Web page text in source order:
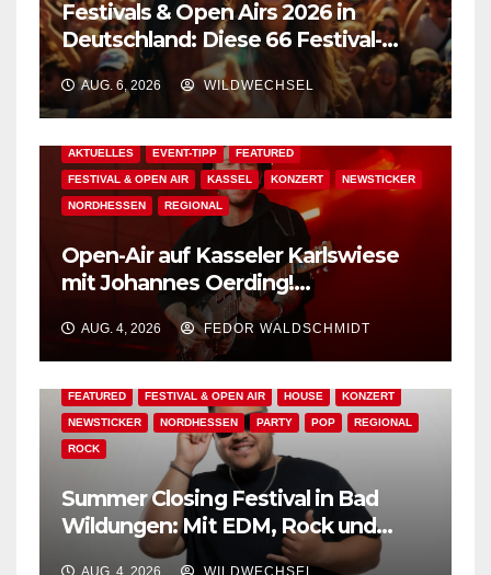
Festivals & Open Airs 2026 in
Deutschland: Diese 66 Festival-
Events warten auf Dich!
AUG. 6, 2026 WILDWECHSEL
AKTUELLES EVENT-TIPP FEATURED
FESTIVAL & OPEN AIR KASSEL KONZERT NEWSTICKER
NORDHESSEN REGIONAL
Open-Air auf Kasseler Karlswiese
mit Johannes Oerding!
Zusatzkontingent an Tickets
erhältlich!
AUG. 4, 2026 FEDOR WALDSCHMIDT
FEATURED FESTIVAL & OPEN AIR HOUSE KONZERT
NEWSTICKER NORDHESSEN PARTY POP REGIONAL
ROCK
Summer Closing Festival in Bad
Wildungen: Mit EDM, Rock und
Festivalflair klingt der Sommer aus!
AUG. 4, 2026 WILDWECHSEL